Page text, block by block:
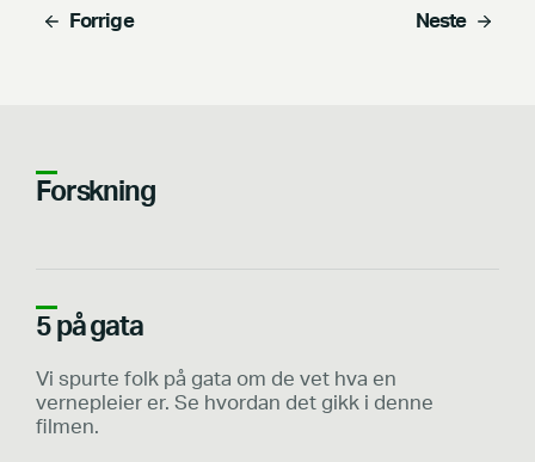
Forrige Neste
Forskning
5 på gata
Vi spurte folk på gata om de vet hva en
vernepleier er. Se hvordan det gikk i denne
filmen.